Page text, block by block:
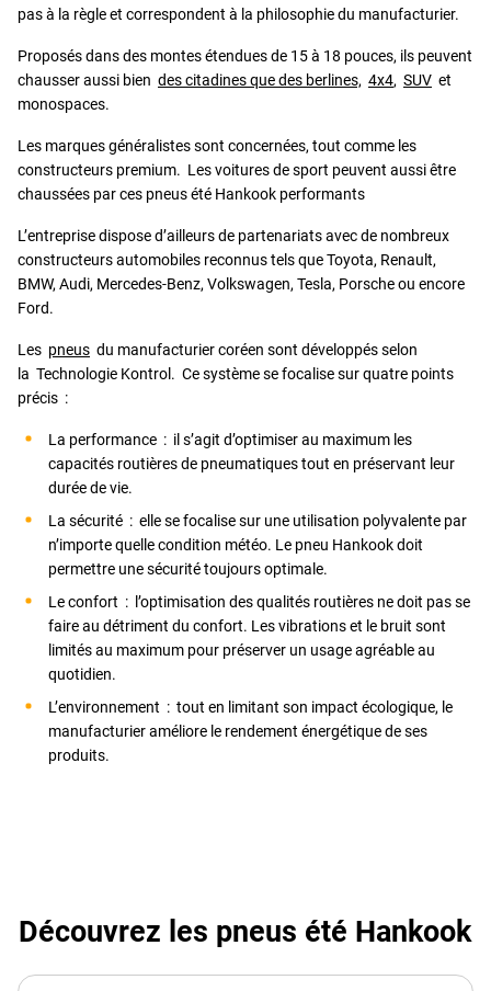
pas à la règle et correspondent à la philosophie du manufacturier.
Proposés dans des montes étendues de 15 à 18 pouces, ils peuvent
chausser aussi bien des citadines que des berlines, 4x4, SUV et
monospaces.
Les marques généralistes sont concernées, tout comme les
constructeurs premium. Les voitures de sport peuvent aussi être
chaussées par ces pneus été Hankook performants
L’entreprise dispose d’ailleurs de partenariats avec de nombreux
constructeurs automobiles reconnus tels que Toyota, Renault,
BMW, Audi, Mercedes-Benz, Volkswagen, Tesla, Porsche ou encore
Ford.
Les pneus du manufacturier coréen sont développés selon
la Technologie Kontrol. Ce système se focalise sur quatre points
précis :
La performance : il s’agit d’optimiser au maximum les
capacités routières de pneumatiques tout en préservant leur
durée de vie.
La sécurité : elle se focalise sur une utilisation polyvalente par
n’importe quelle condition météo. Le pneu Hankook doit
permettre une sécurité toujours optimale.
Le confort : l’optimisation des qualités routières ne doit pas se
faire au détriment du confort. Les vibrations et le bruit sont
limités au maximum pour préserver un usage agréable au
quotidien.
L’environnement : tout en limitant son impact écologique, le
manufacturier améliore le rendement énergétique de ses
produits.
Découvrez les pneus été Hankook